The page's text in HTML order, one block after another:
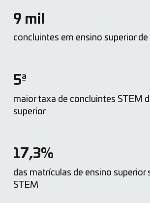
9 mil
concluintes em ensino superior
5ª
maior taxa de concluintes STEM
superior
17,3%
das matrículas de ensino superior
STEM